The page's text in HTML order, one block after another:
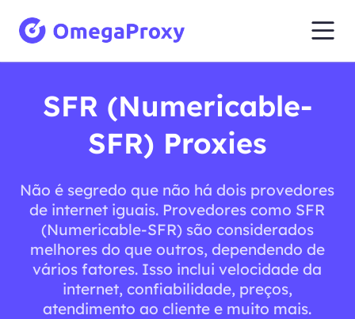
SFR (Numericable-
SFR) Proxies
Não é segredo que não há dois provedores
de internet iguais. Provedores como SFR
(Numericable-SFR) são considerados
melhores do que outros, dependendo de
vários fatores. Isso inclui velocidade da
internet, confiabilidade, preços,
atendimento ao cliente e muito mais.